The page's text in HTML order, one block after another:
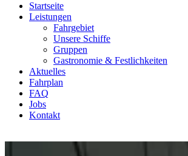
Startseite
Leistungen
Fahrgebiet
Unsere Schiffe
Gruppen
Gastronomie & Festlichkeiten
Aktuelles
Fahrplan
FAQ
Jobs
Kontakt